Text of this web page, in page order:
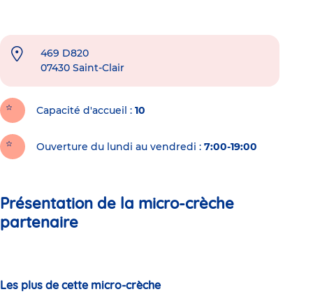
469 D820
07430 Saint-Clair
Capacité d'accueil 10
Ouverture du lundi au vendredi : 7:00-19:00
Présentation de la micro-crèche
partenaire
Les plus de cette micro-crèche